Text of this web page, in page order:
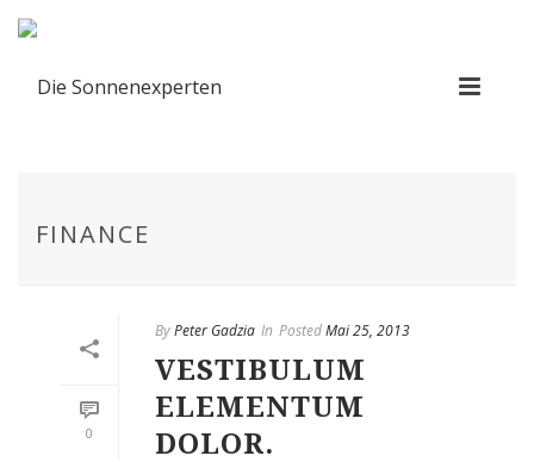
FINANCE
0
ByPeter Gadzia In PostedMai 25, 2013
VESTIBULUM
ELEMENTUM
DOLOR.